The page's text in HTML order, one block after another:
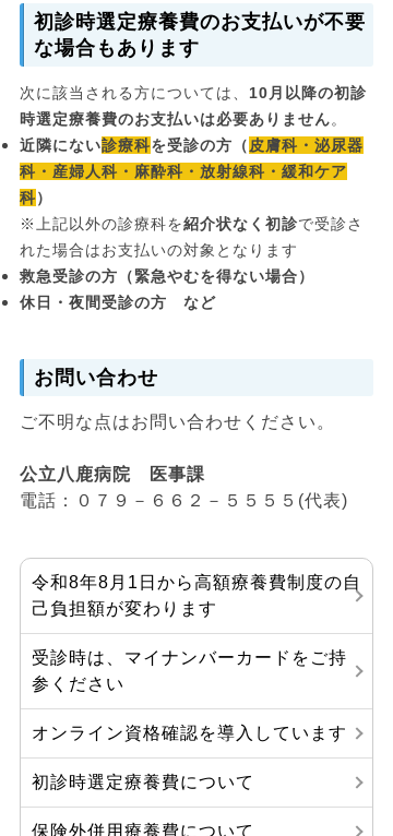
初診時選定療養費のお支払いが不要
な場合もあります
次に該当される方については、 10月以降の初診
時選定療養費のお支払いは必要ありません。
近隣にない診療科を受診の方（ 皮膚科・泌尿器
科・産婦人科・麻酔科・放射線科・緩和ケア
科）
※上記以外の診療科を紹介状なく初診で受診さ
れた場合はお支払いの対象となります
救急受診の方（緊急やむを得ない場合）
休日・夜間受診の方 など
お問い合わせ
ご不明な点はお問い合わせください。
公立八鹿病院 医事課
電話：０７９－６６２－５５５５(代表)
令和8年8月1日から高額療養費制度の自
己負担額が変わります
受診時は、マイナンバーカードをご持
参ください
オンライン資格確認を導入しています
初診時選定療養費について
保険外併用療養費について